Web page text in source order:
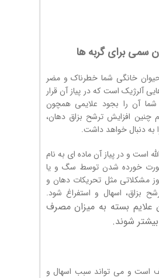
سمی برای گربه ها
خانگی شما خطرناک و مضر
آلرژیک است که در پیاز آن قرار
آن را بجود علایمی همچون
افزایش ترشح بزاق دهان،
به دنبال خواهد داشت.
است و در پیاز آن ماده ای به نام
صورت خورده شدن توسط سگ و یا
مشکلاتی مثل تحریکات دهان و
بزاق، اسهال و استفراغ شود.
علایم بسته به میزان مصرف
شوند.
است و می تواند سبب اسهال و